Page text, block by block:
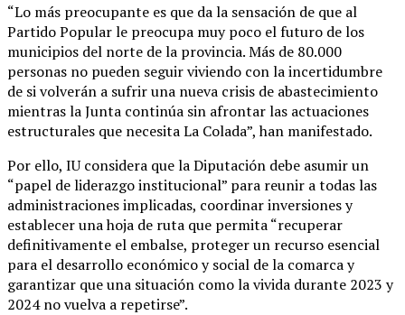
“Lo más preocupante es que da la sensación de que al
Partido Popular le preocupa muy poco el futuro de los
municipios del norte de la provincia. Más de 80.000
personas no pueden seguir viviendo con la incertidumbre
de si volverán a sufrir una nueva crisis de abastecimiento
mientras la Junta continúa sin afrontar las actuaciones
estructurales que necesita La Colada”, han manifestado.
Por ello, IU considera que la Diputación debe asumir un
“papel de liderazgo institucional” para reunir a todas las
administraciones implicadas, coordinar inversiones y
establecer una hoja de ruta que permita “recuperar
definitivamente el embalse, proteger un recurso esencial
para el desarrollo económico y social de la comarca y
garantizar que una situación como la vivida durante 2023 y
2024 no vuelva a repetirse”.